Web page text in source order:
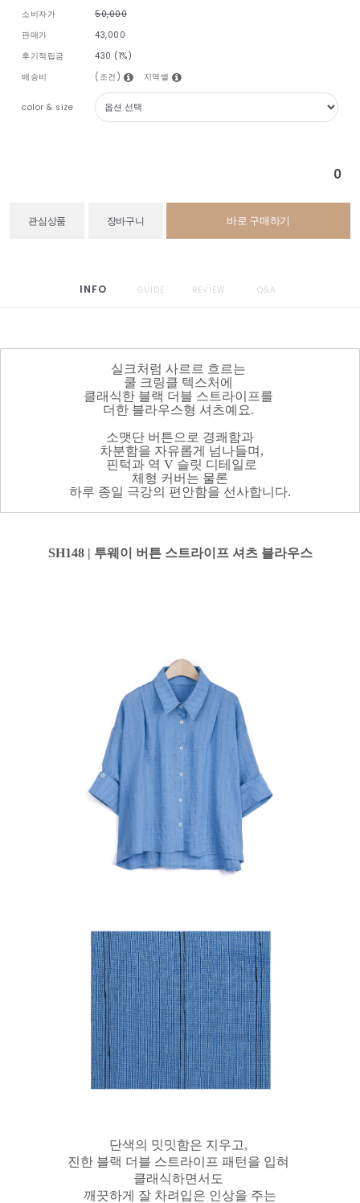
소비자가
50,000
판매가
43,000
후기적립금
430 (1%)
배송비
(조건) 지역별
color & size
0
관심상품 장바구니 바로 구매하기
INFO GUIDE REVIEW Q&A
실크처럼 사르르 흐르는
쿨 크링클 텍스처에
클래식한 블랙 더블 스트라이프를
더한 블라우스형 셔츠예요.
소맷단 버튼으로 경쾌함과
차분함을 자유롭게 넘나들며,
핀턱과 역 V 슬릿 디테일로
체형 커버는 물론
하루 종일 극강의 편안함을 선사합니다.
SH148 | 투웨이 버튼 스트라이프 셔츠 블라우스
단색의 밋밋함은 지우고,
진한 블랙 더블 스트라이프 패턴을 입혀
클래식하면서도
깨끗하게 잘 차려입은 인상을 주는